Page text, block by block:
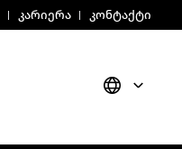
კარიერა კონტაქტი